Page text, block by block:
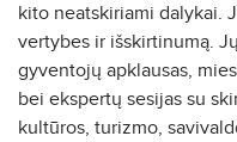
kito neatskiriami dalykai.
vertybes ir išskirtinumą.
gyventojų apklausas,
bei ekspertų sesijas su
kultūros, turizmo,